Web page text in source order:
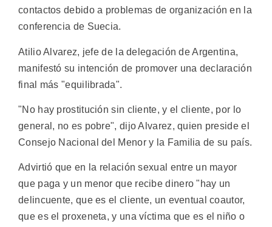
contactos debido a problemas de organización en la
conferencia de Suecia.
Atilio Alvarez, jefe de la delegación de Argentina,
manifestó su intención de promover una declaración
final más "equilibrada".
"No hay prostitución sin cliente, y el cliente, por lo
general, no es pobre", dijo Alvarez, quien preside el
Consejo Nacional del Menor y la Familia de su país.
Advirtió que en la relación sexual entre un mayor
que paga y un menor que recibe dinero "hay un
delincuente, que es el cliente, un eventual coautor,
que es el proxeneta, y una víctima que es el niño o